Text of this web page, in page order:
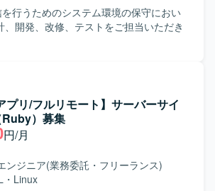
行うためのシステム環境の保守におい
、開発、改修、テストをご担当いただき
プリ/フルリモート】サーバーサイ
Ruby）募集
円/月
ンジニア(業務委託・フリーランス)
・ Linux